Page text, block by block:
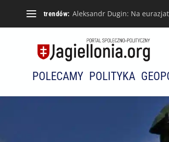
trendów: Aleksandr Dugin: Na
POLECAMY POLITYKA